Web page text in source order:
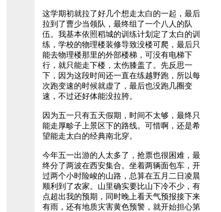
这学期初就拉了好几个想走太白的一起，最后
拉到了曹少当领队，最终组了一个八人的队
伍。我基本依照稻城的训练计划定了太白的训
练，学校的物理楼装修导致没楼可爬，最后只
能去物理楼那里的外部楼梯，可没有电梯下
行，就只能走下楼，太伤膝盖了。先反思一
下，因为这段时间还一直在练越野跑，所以每
次跑变速的时候就虚了，最后也没跑几圈变
速，不过还好体能没拉胯。
因为五一只有五天假期，时间不太够，最终只
能走厚畛子上景区下的路线。可惜啊，还是希
望能走太白的经典南北穿。
今年五一出游的人太多了，抢票也很困难，最
终分了两波在西安集合。坐着两辆面包车，开
过两个小时险峻的山路，总算在五月二日凌晨
顺利到了农家。山里确实要比山下冷不少，有
点超出我的预期，同时晚上看天气预报接下来
有雨，还有地质灾害黄色预警，就开始担心第